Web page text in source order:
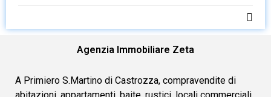
Agenzia Immobiliare Zeta
A Primiero S.Martino di Castrozza, compravendite di